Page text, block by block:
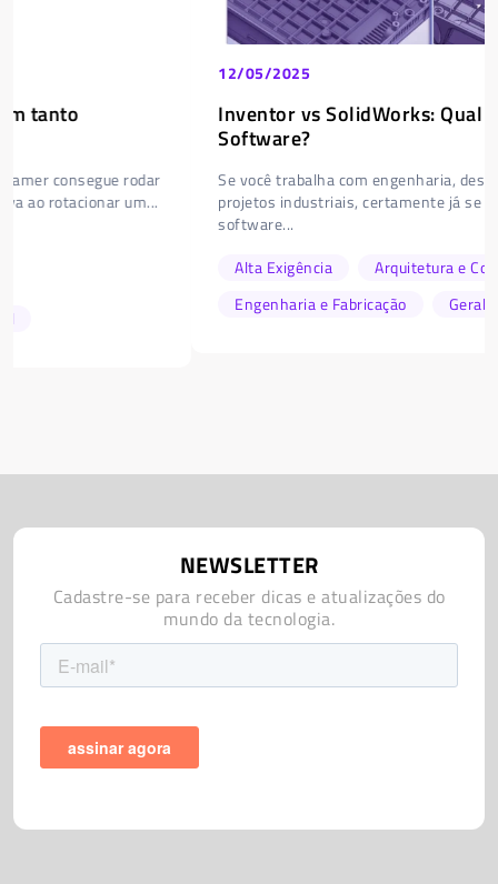
Inventor vs SolidWorks: Qual é o Melhor
Se você trabalha com engenharia, design de produto ou
projetos industriais, certamente já se perguntou qual
Arquitetura e Construção
Geral Tecnologia
NEWSLETTER
Cadastre-se para receber dicas e atualizações do
mundo da tecnologia.